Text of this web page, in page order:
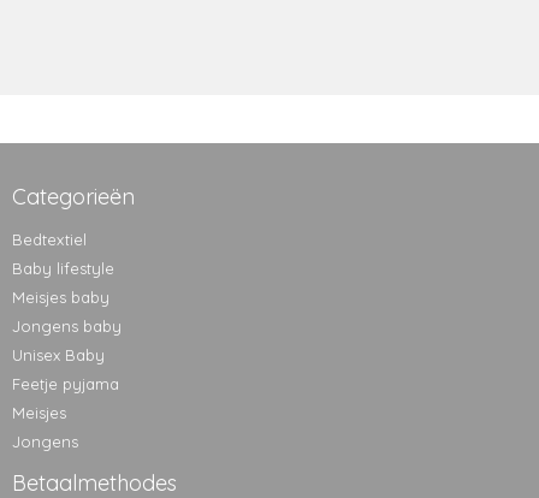
Categorieën
Bedtextiel
Baby lifestyle
Meisjes baby
Jongens baby
Unisex Baby
Feetje pyjama
Meisjes
Jongens
Betaalmethodes